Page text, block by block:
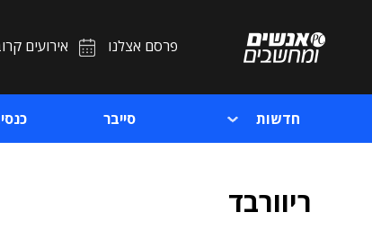
פרסם אצלנו אירועים
חדשות סייבר
ריוורבד